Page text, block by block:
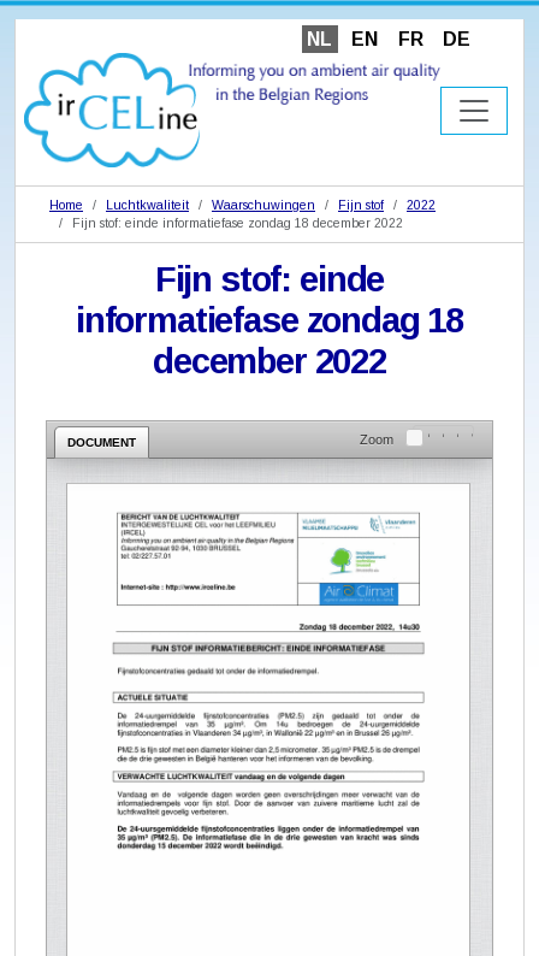
NL EN FR DE
Home Luchtkwaliteit Waarschuwingen Fijn stof
2022
Fijn stof: einde informatiefase zondag 18 december 2022
Fijn stof: einde
informatiefase zondag 18
december 2022
DOCUMENT Zoom